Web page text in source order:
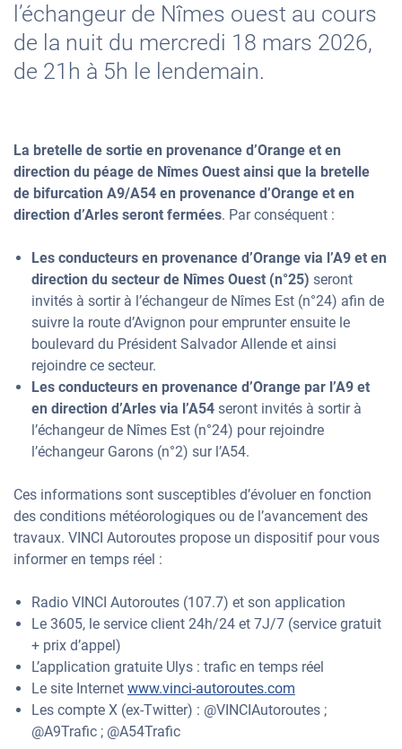
l’échangeur de Nîmes ouest au cours
de la nuit du mercredi 18 mars 2026,
de 21h à 5h le lendemain.
La bretelle de sortie en provenance d’Orange et en
direction du péage de Nîmes Ouest ainsi que la bretelle
de bifurcation A9/A54 en provenance d’Orange et en
direction d’Arles seront fermées. Par conséquent :
Les conducteurs en provenance d’Orange via l’A9 et en
direction du secteur de Nîmes Ouest (n°25) seront
invités à sortir à l’échangeur de Nîmes Est (n°24) afin de
suivre la route d’Avignon pour emprunter ensuite le
boulevard du Président Salvador Allende et ainsi
rejoindre ce secteur.
Les conducteurs en provenance d’Orange par l’A9 et
en direction d’Arles via l’A54 seront invités à sortir à
l’échangeur de Nîmes Est (n°24) pour rejoindre
l’échangeur Garons (n°2) sur l’A54.
Ces informations sont susceptibles d’évoluer en fonction
des conditions météorologiques ou de l’avancement des
travaux. VINCI Autoroutes propose un dispositif pour vous
informer en temps réel :
Radio VINCI Autoroutes (107.7) et son application
Le 3605, le service client 24h/24 et 7J/7 (service gratuit
+ prix d’appel)
L’application gratuite Ulys : trafic en temps réel
Le site Internet www.vinci-autoroutes.com
Les compte X (ex-Twitter) : @VINCIAutoroutes ;
@A9Trafic ; @A54Trafic